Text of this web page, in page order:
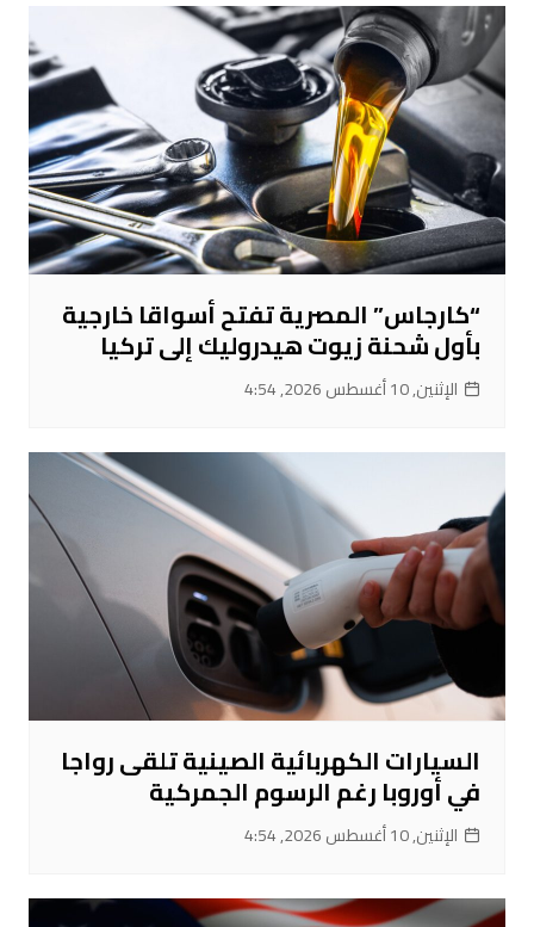
“كارجاس” المصرية تفتح أسواقا خارجية
بأول شحنة زيوت هيدروليك إلى تركيا
الإثنين, 10 أغسطس 2026, 4:54
السيارات الكهربائية الصينية تلقى رواجا
في أوروبا رغم الرسوم الجمركية
الإثنين, 10 أغسطس 2026, 4:54